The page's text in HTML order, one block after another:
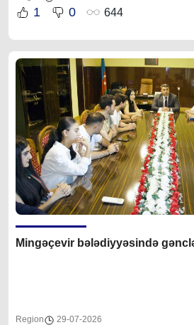
1 0 644
Mingəçevir bələdiyyəsində
Region 29-07-2026